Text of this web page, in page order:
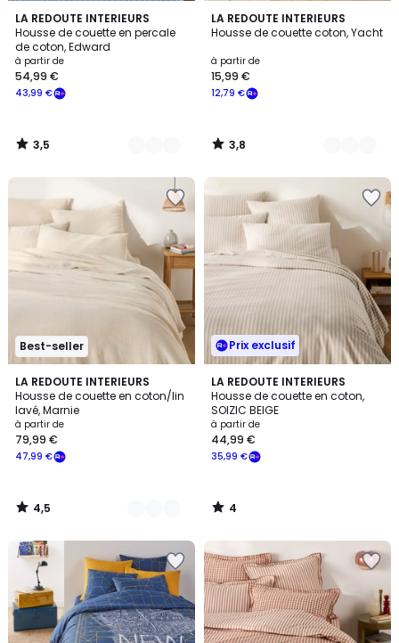
LA REDOUTE INTERIEURS
Housse de couette en percale
de coton, Edward
à partir de
43,99 €
54,99 €
3,5
/ 5
2
Couleurs
3,5
/
LA REDOUTE INTERIEURS
Housse de couette coton, Yacht
à partir de
12,79 €
15,99 €
3,8
/ 5
2
Couleurs
3,8
/
Best-seller
LA REDOUTE INTERIEURS
Housse de couette en coton/lin
lavé, Marnie
à partir de
47,99 €
79,99 €
4,5
/ 5
3
Couleurs
4,5
/
Prix exclusif
LA REDOUTE INTERIEURS
Housse de couette en coton,
SOIZIC BEIGE
à partir de
35,99 €
44,99 €
4
/
5
4
/